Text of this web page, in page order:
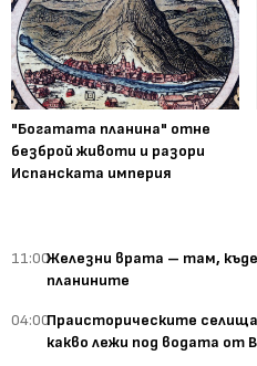
"Богатата планина" отне
безброй животи и разори
Испанската империя
11:00Железни врата – там,
планините
04:00Праисторическите
какво лежи под водата от